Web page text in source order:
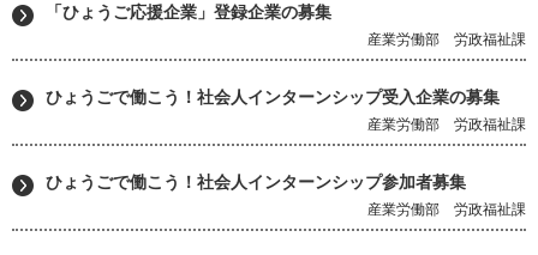
「ひょうご応援企業」登録企業の募集
産業労働部 労政福祉課
ひょうごで働こう！社会人インターンシップ受入企業の募集
産業労働部 労政福祉課
ひょうごで働こう！社会人インターンシップ参加者募集
産業労働部 労政福祉課